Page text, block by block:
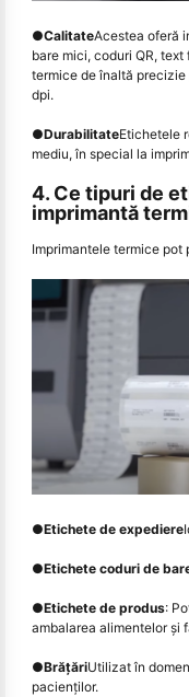
●CalitateAcestea oferă
bare mici, coduri QR,
termice de înaltă
dpi.
●DurabilitateEtichetele
mediu, în special la
4. Ce tipuri de
imprimantă
Imprimantele termice
●Etichete de expediere
●Etichete coduri de
●Etichete de produs:
ambalarea alimentelor și
●BrățăriUtilizat în
pacienţilor.